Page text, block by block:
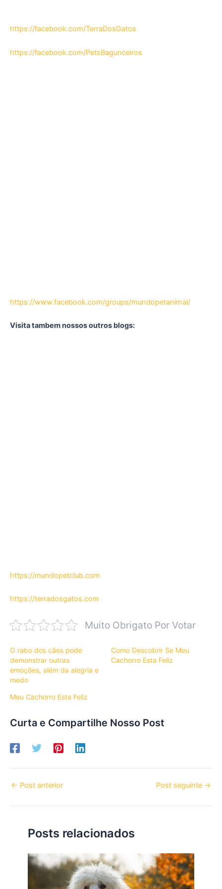
https://facebook.com/TerraDosGatos
https://facebook.com/PetsBagunceiros
https://www.facebook.com/groups/mundopetanimal/
Visita tambem nossos outros blogs:
https://mundopetclub.com
https://terradosgatos.com
Muito Obrigato Por Votar
O rabo dos cães pode
demonstrar outras
emoções, além da alegria e
medo
Como Descobrir Se Meu
Cachorro Esta Feliz
Meu Cachorro Esta Feliz
Curta e Compartilhe Nosso Post
← Post anterior Post seguinte →
Posts relacionados